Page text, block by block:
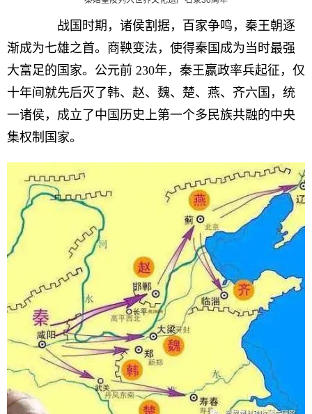
战国时期，诸侯割据，百家争鸣，秦王朝逐
渐成为七雄之首。商鞅变法，使得秦国成为当时最强
大富足的国家。公元前 230年，秦王嬴政率兵起征，仅
十年间就先后灭了韩、赵、魏、楚、燕、齐六国，统
一诸侯，成立了中国历史上第一个多民族共融的中央
集权制国家。